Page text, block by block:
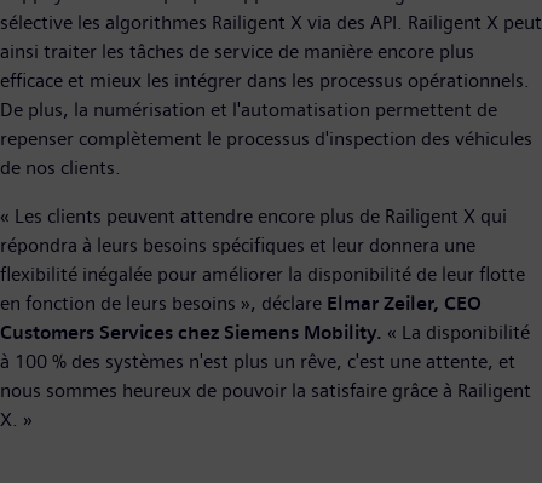
sélective les algorithmes Railigent X via des API. Railigent X peut
ainsi traiter les tâches de service de manière encore plus
efficace et mieux les intégrer dans les processus opérationnels.
De plus, la numérisation et l'automatisation permettent de
repenser complètement le processus d'inspection des véhicules
de nos clients.
« Les clients peuvent attendre encore plus de Railigent X qui
répondra à leurs besoins spécifiques et leur donnera une
flexibilité inégalée pour améliorer la disponibilité de leur flotte
en fonction de leurs besoins », déclare Elmar Zeiler, CEO
Customers Services chez Siemens Mobility. « La disponibilité
à 100 % des systèmes n'est plus un rêve, c'est une attente, et
nous sommes heureux de pouvoir la satisfaire grâce à Railigent
X. »